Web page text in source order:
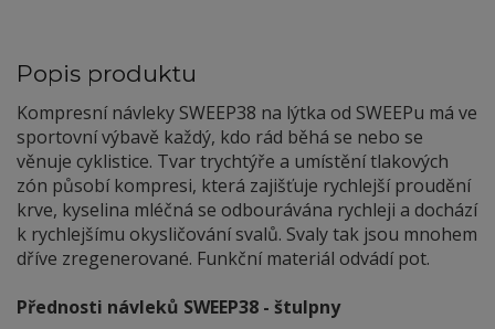
Popis produktu
Kompresní návleky SWEEP38 na lýtka od SWEEPu má ve
sportovní výbavě každý, kdo rád běhá se nebo se
věnuje cyklistice. Tvar trychtýře a umístění tlakových
zón působí kompresi, která zajišťuje rychlejší proudění
krve, kyselina mléčná se odbourávána rychleji a dochází
k rychlejšímu okysličování svalů. Svaly tak jsou mnohem
dříve zregenerované. Funkční materiál odvádí pot.
Přednosti návleků SWEEP38 - štulpny